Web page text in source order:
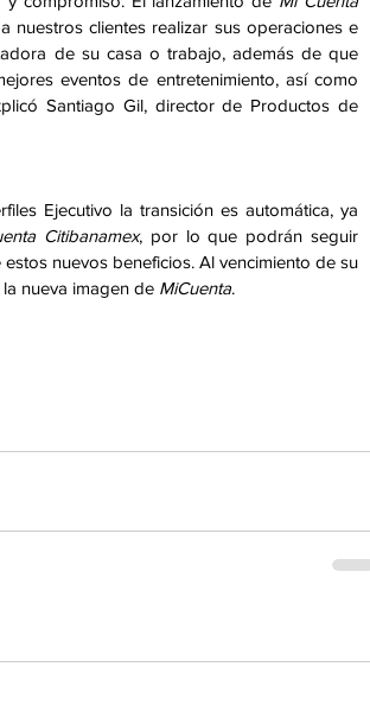
nuestros clientes realizar sus operaciones e
de su casa o trabajo, además de que
eventos de entretenimiento, así como
Santiago Gil, director de Productos de
Ejecutivo la transición es automática, ya
Citibanamex, por lo que podrán seguir
nuevos beneficios. Al vencimiento de su
nueva imagen de MiCuenta.